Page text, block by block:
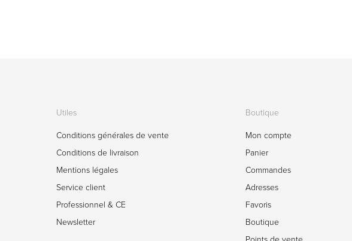
Utiles
Conditions générales de vente
Conditions de livraison
Mentions légales
Service client
Professionnel & CE
Newsletter
Boutique
Mon compte
Panier
Commandes
Adresses
Favoris
Boutique